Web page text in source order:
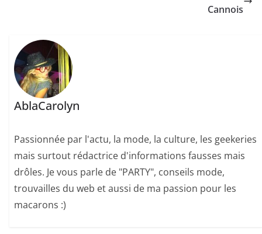
Cannois
AblaCarolyn
Passionnée par l'actu, la mode, la culture, les geekeries
mais surtout rédactrice d'informations fausses mais
drôles. Je vous parle de "PARTY", conseils mode,
trouvailles du web et aussi de ma passion pour les
macarons :)